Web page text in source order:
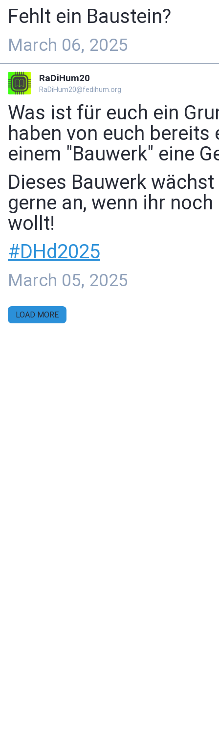
Fehlt ein Baustein?
March 06, 2025
RaDiHum20
RaDiHum20@fedihum.org
Was ist für euch ein
haben von euch
einem "Bauwerk" eine
Dieses Bauwerk
gerne an, wenn ihr
wollt!
#DHd2025
March 05, 2025
LOAD MORE